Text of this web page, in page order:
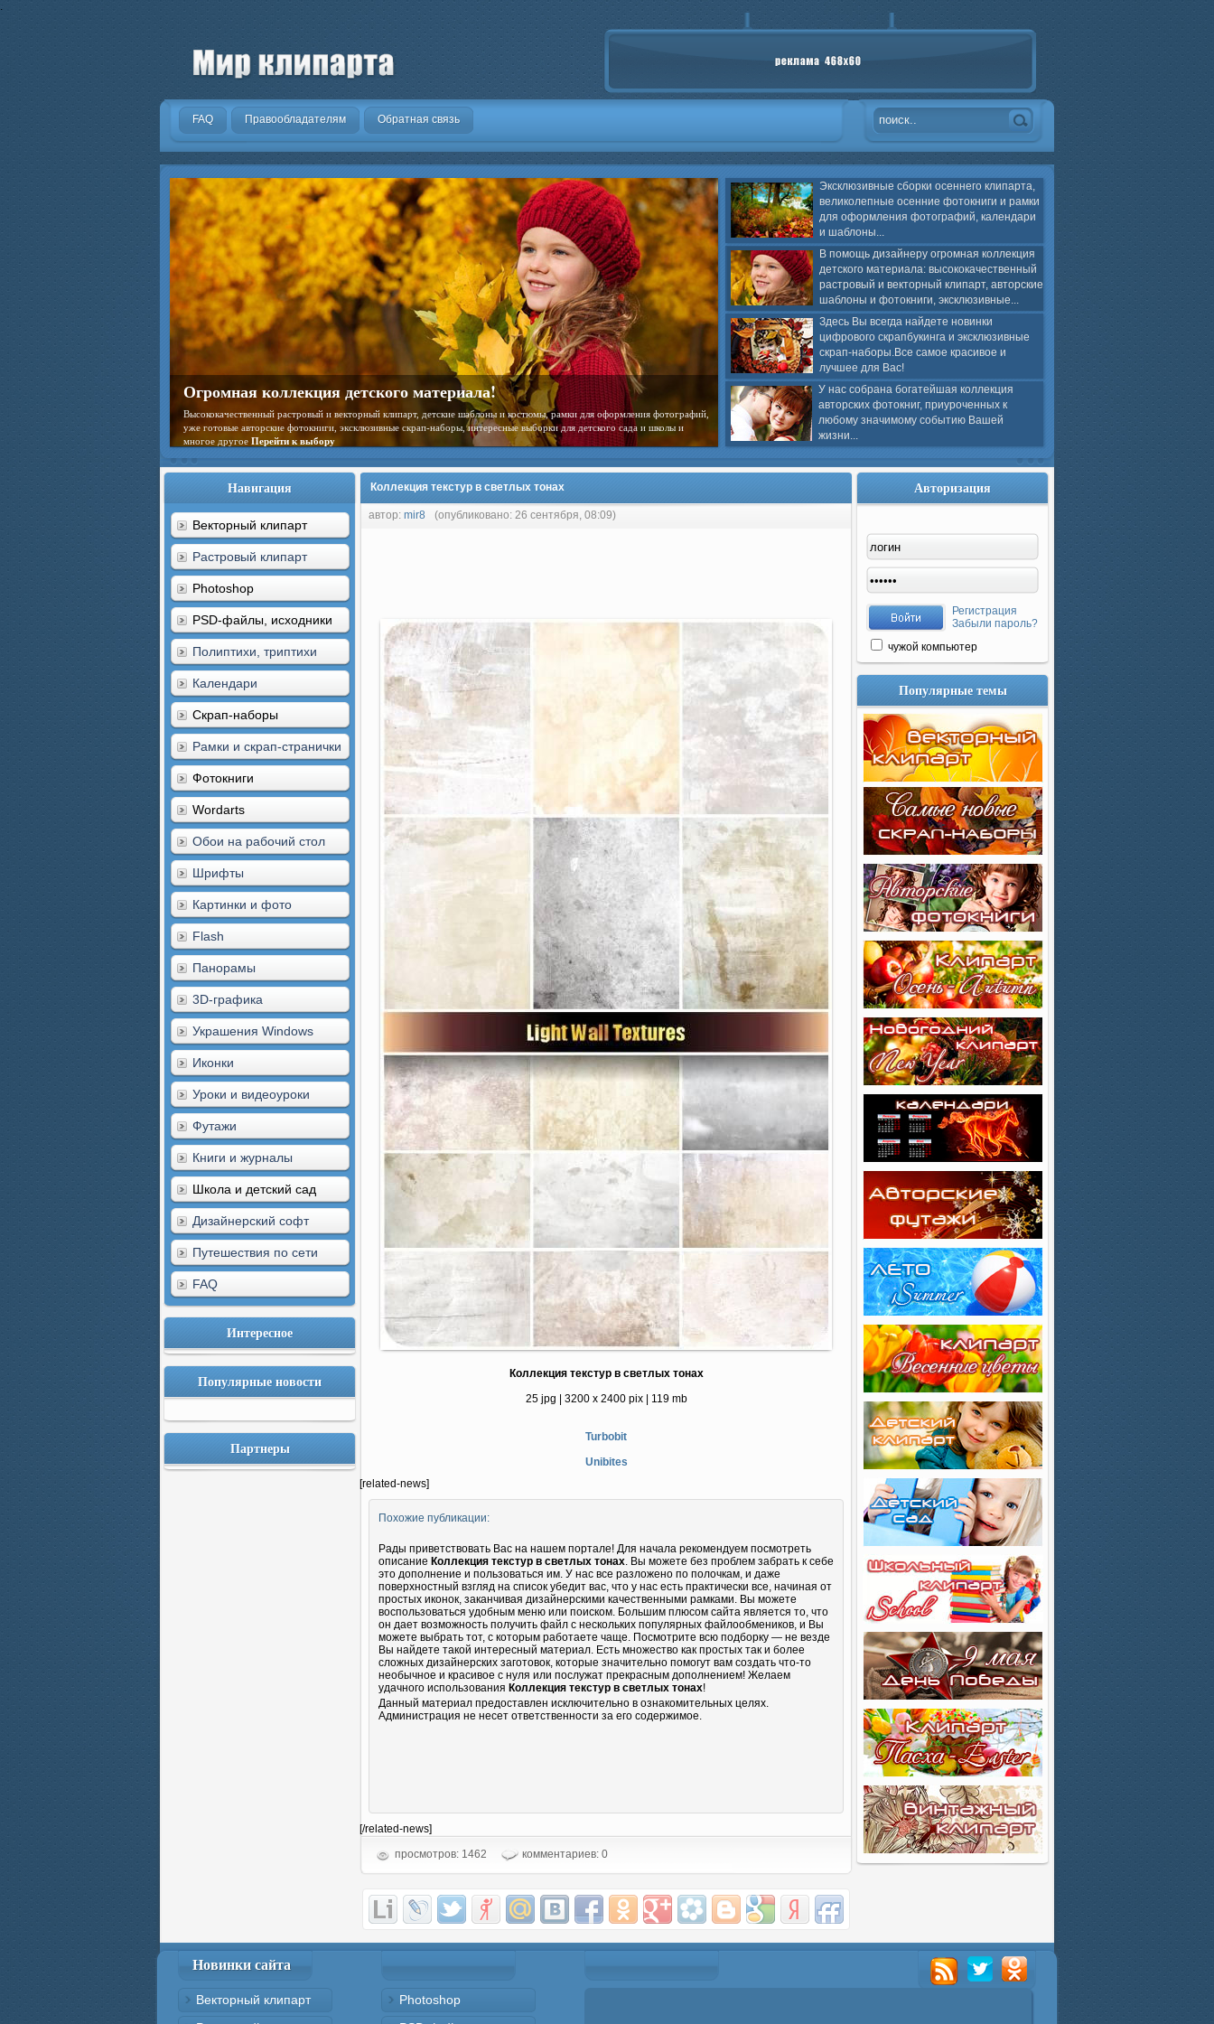
.
FAQ Правообладателям Обратная связь
Эксклюзивные сборки осеннего клипарта,
великолепные осенние фотокниги и рамки
для оформления фотографий, календари
и шаблоны...
В помощь дизайнеру огромная коллекция
детского материала: высококачественный
растровый и векторный клипарт, авторские
шаблоны и фотокниги, эксклюзивные...
Здесь Вы всегда найдете новинки
цифрового скрапбукинга и эксклюзивные
скрап-наборы.Все самое красивое и
лучшее для Вас!
У нас собрана богатейшая коллекция
авторских фотокниг, приуроченных к
любому значимому событию Вашей
жизни...
Огромная коллекция детского материала!
Высококачественный растровый и векторный клипарт, детские шаблоны и костюмы, рамки для оформления фотографий,
уже готовые авторские фотокниги, эксклюзивные скрап-наборы, интересные выборки для детского сада и школы и
многое другое Перейти к выбору
Навигация
Векторный клипарт
Растровый клипарт
Photoshop
PSD-файлы, исходники
Полиптихи, триптихи
Календари
Скрап-наборы
Рамки и скрап-странички
Фотокниги
Wordarts
Обои на рабочий стол
Шрифты
Картинки и фото
Flash
Панорамы
3D-графика
Украшения Windows
Иконки
Уроки и видеоуроки
Футажи
Книги и журналы
Школа и детский сад
Дизайнерский софт
Путешествия по сети
FAQ
Интересное
Популярные новости
Партнеры
Коллекция текстур в светлых тонах
автор: mir8 (опубликовано: 26 сентября, 08:09)
Коллекция текстур в светлых тонах
25 jpg | 3200 x 2400 pix | 119 mb
Turbobit
Unibites
[related-news]
Похожие публикации:
Рады приветствовать Вас на нашем портале! Для начала рекомендуем посмотреть
описание Коллекция текстур в светлых тонах. Вы можете без проблем забрать к себе
это дополнение и пользоваться им. У нас все разложено по полочкам, и даже
поверхностный взгляд на список убедит вас, что у нас есть практически все, начиная от
простых иконок, заканчивая дизайнерскими качественными рамками. Вы можете
воспользоваться удобным меню или поиском. Большим плюсом сайта является то, что
он дает возможность получить файл с нескольких популярных файлообмеников, и Вы
можете выбрать тот, с которым работаете чаще. Посмотрите всю подборку — не везде
Вы найдете такой интересный материал. Есть множество как простых так и более
сложных дизайнерских заготовок, которые значительно помогут вам создать что-то
необычное и красивое с нуля или послужат прекрасным дополнением! Желаем
удачного использования Коллекция текстур в светлых тонах!
Данный материал предоставлен исключительно в ознакомительных целях.
Администрация не несет ответственности за его содержимое.
[/related-news]
просмотров: 1462
комментариев: 0
Авторизация
Регистрация
Забыли пароль?
чужой компьютер
Популярные темы
Новинки сайта
Векторный клипарт
Photoshop